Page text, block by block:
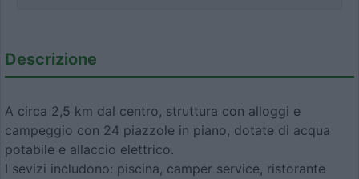
Descrizione
A circa 2,5 km dal centro, struttura con alloggi e
campeggio con 24 piazzole in piano, dotate di acqua
potabile e allaccio elettrico.
I sevizi includono: piscina, camper service, ristorante